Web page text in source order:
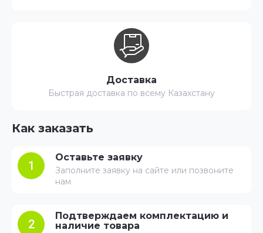
Как заказать
1
Оставьте заявку
Заполните заявку на сайте или позвоните
нам
2
Подтверждаем комплектацию и
наличие товара
Доставка
Быстрая доставка по всему Казахстану